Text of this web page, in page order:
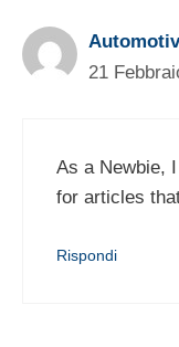
21
As a Newbie,
for articles
Rispondi